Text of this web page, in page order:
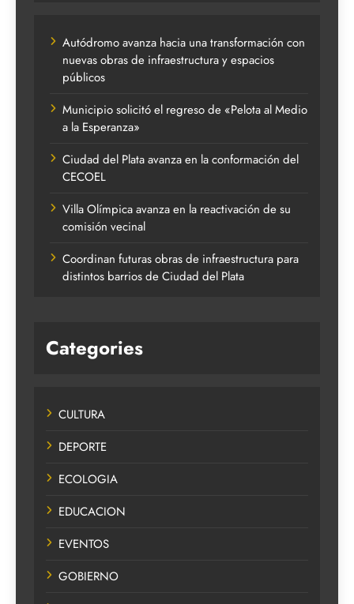
Autódromo avanza hacia una transformación con
nuevas obras de infraestructura y espacios
públicos
Municipio solicitó el regreso de «Pelota al Medio
a la Esperanza»
Ciudad del Plata avanza en la conformación del
CECOEL
Villa Olímpica avanza en la reactivación de su
comisión vecinal
Coordinan futuras obras de infraestructura para
distintos barrios de Ciudad del Plata
Categories
CULTURA
DEPORTE
ECOLOGIA
EDUCACION
EVENTOS
GOBIERNO